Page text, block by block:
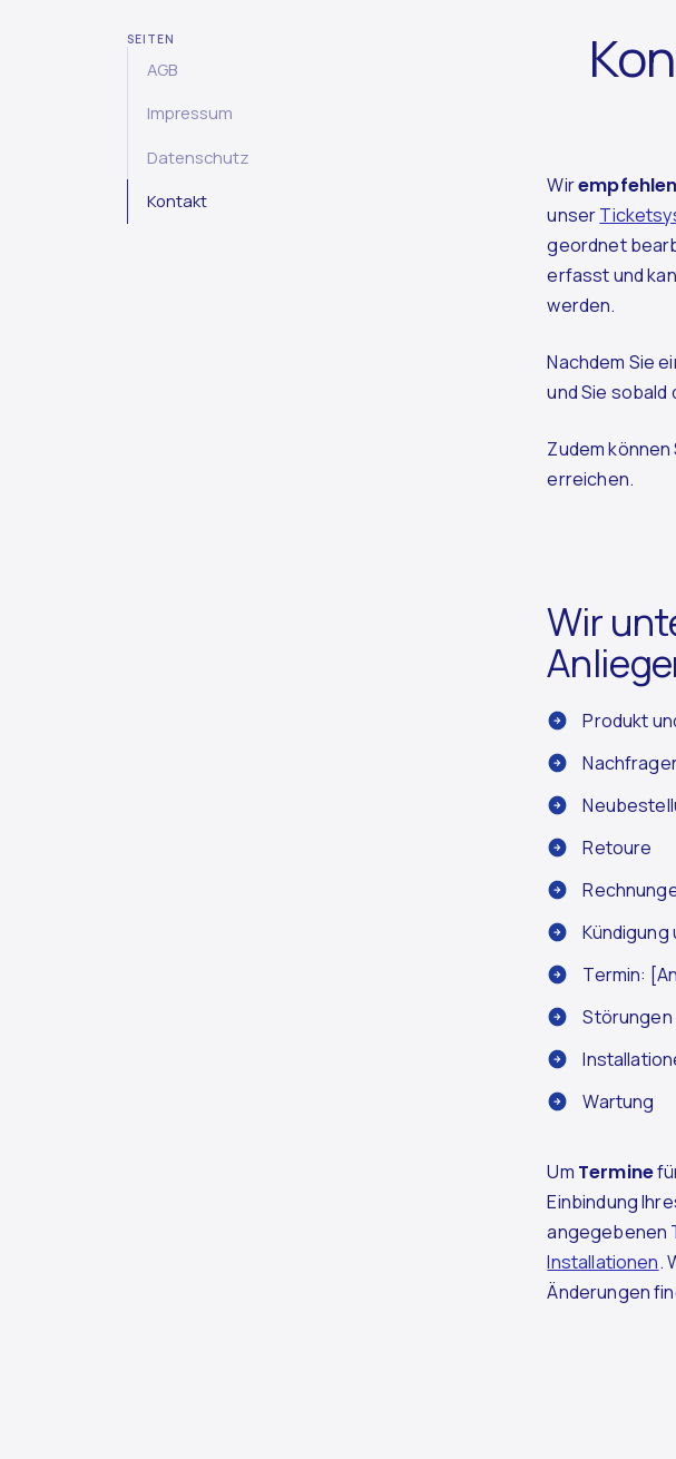
usage, and assist in our marketing efforts. View our
for more information.
Preferences Reject
SEITEN
AGB
Impressum
Datenschutz
Kontakt
Wirempfehlen
unser
geordnet
erfasst und
werden.
Nachdem Sie
und Sie
Zudem
erreichen.
Wir
Produkt
Retoure
Kündigung
Termin:
Störungen
Wartung
Um Termine
Einbindung
angegebenen
Installationen.
Änderungen